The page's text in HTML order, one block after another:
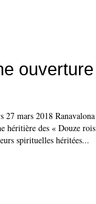
ouverture
27 mars 2018 Ranavalona
héritière des « Douze rois
spirituelles héritées...